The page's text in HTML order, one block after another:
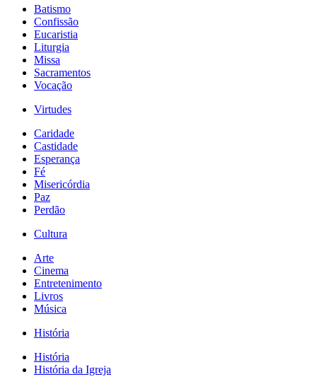
Batismo
Confissão
Eucaristia
Liturgia
Missa
Sacramentos
Vocação
Virtudes
Caridade
Castidade
Esperança
Fé
Misericórdia
Paz
Perdão
Cultura
Arte
Cinema
Entretenimento
Livros
Música
História
História
História da Igreja